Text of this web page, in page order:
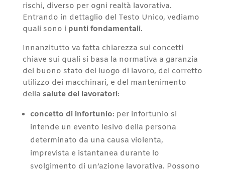
rischi, diverso per ogni realtà lavorativa.
Entrando in dettaglio del Testo Unico, vediamo
quali sono i punti fondamentali.
Innanzitutto va fatta chiarezza sui concetti
chiave sui quali si basa la normativa a garanzia
del buono stato del luogo di lavoro, del corretto
utilizzo dei macchinari, e del mantenimento
della salute dei lavoratori:
concetto di infortunio: per infortunio si
intende un evento lesivo della persona
determinato da una causa violenta,
imprevista e istantanea durante lo
svolgimento di un’azione lavorativa. Possono